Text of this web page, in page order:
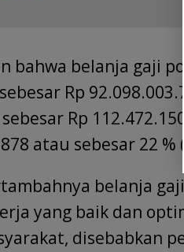
bahwa belanja gaji
Rp
Rp
atau sebesar 22 %
belanja
yang baik dan
disebabkan